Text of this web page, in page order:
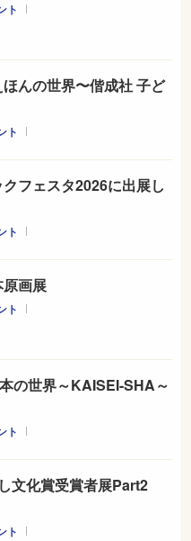
ト
んの世界〜偕成社 子ど
ト
フェスタ2026に出展し
ト
画展
ト
の世界～KAISEI-SHA～
ト
文化賞受賞者展Part2
ト